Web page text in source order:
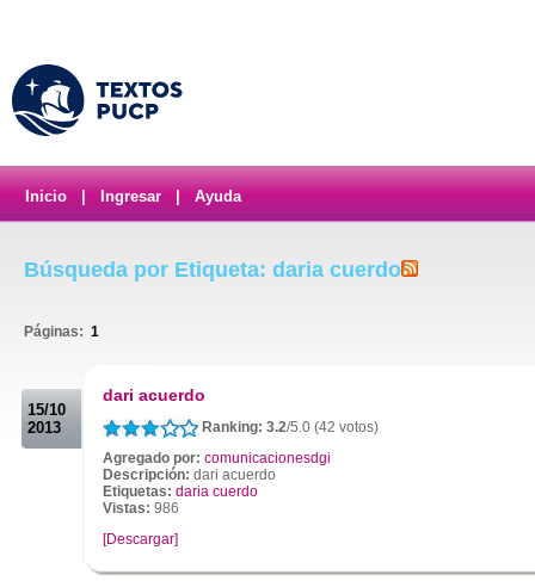
Inicio Ingresar Ayuda
Búsqueda por Etiqueta: daria cuerdo
Páginas: 1
15/10
2013
dari acuerdo
Ranking: 3.2/5.0 (42 votos)
Agregado por: comunicacionesdgi
Descripción: dari acuerdo
Etiquetas: daria cuerdo
Vistas: 986
[Descargar]